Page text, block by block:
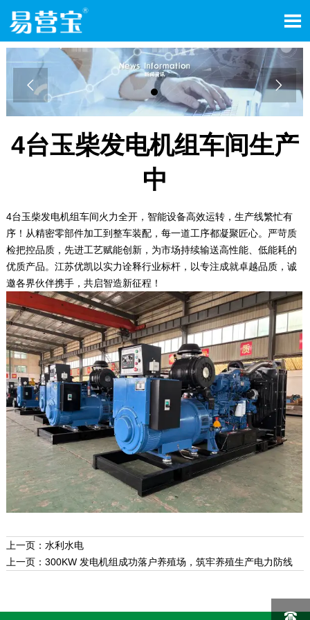

 
4台玉柴发电机组车间生产
中
4台玉柴发电机组车间火力全开，智能设备高效运转，生产线繁忙有
序！从精密零部件加工到整车装配，每一道工序都凝聚匠心。严苛质
检把控品质，先进工艺赋能创新，为市场持续输送高性能、低能耗的
优质产品。江苏优凯以实力诠释行业标杆，以专注成就卓越品质，诚
邀各界伙伴携手，共启智造新征程！
上一页： 水利水电
上一页： 300KW 发电机组成功落户养殖场，筑牢养殖生产电力防线
